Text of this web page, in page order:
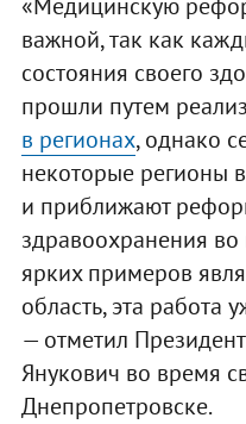
«Медицинскую
важной, так как
состояния своего
прошли путем
в регионах, однако
некоторые регионы
и приближают
здравоохранения
ярких примеров
область, эта работа
— отметил
Янукович во время
Днепропетровске.